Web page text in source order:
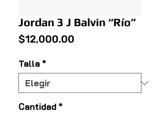
Jordan 3 J Balvin “Río”
$12,000.00
Talla *
Cantidad *